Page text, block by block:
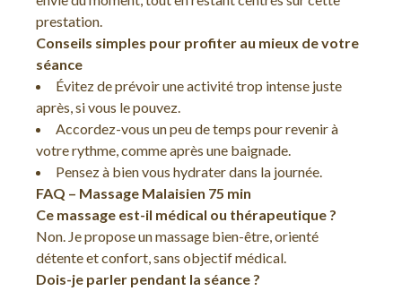
prestation.
Conseils simples pour profiter au mieux de votre
séance
Évitez de prévoir une activité trop intense juste
après, si vous le pouvez.
Accordez-vous un peu de temps pour revenir à
votre rythme, comme après une baignade.
Pensez à bien vous hydrater dans la journée.
FAQ – Massage Malaisien 75 min
Ce massage est-il médical ou thérapeutique ?
Non. Je propose un massage bien-être, orienté
détente et confort, sans objectif médical.
Dois-je parler pendant la séance ?